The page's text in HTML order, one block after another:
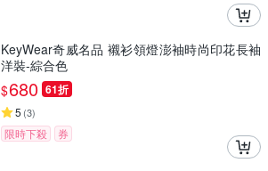
KeyWear奇威名品 襯衫領燈澎袖時尚印花長袖
洋裝-綜合色
$680 61折
5 (3)
限時下殺 券